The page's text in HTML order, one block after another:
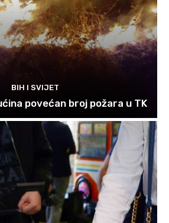
BIH I SVIJET
povećan broj požara u TK